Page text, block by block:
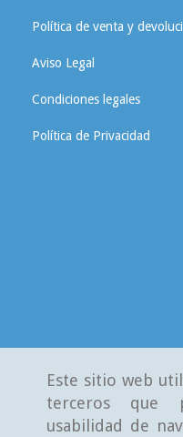
Este sitio web
terceros que
usabilidad de
Política de venta y
Aviso Legal
Condiciones legales
Política de Privacidad